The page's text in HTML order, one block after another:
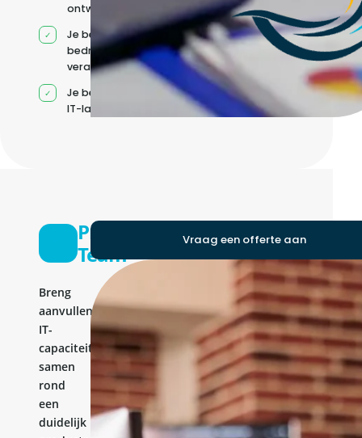
ontwikkelteam
Je behoudt jouw
bedrijfs- en IT-
verantwoordelijkheden
Je beheert jouw eigen
IT-landschap
Product
Team
Breng
aanvullende
IT-
capaciteit
samen
rond
een
duidelijk
Vraag een offerte aan